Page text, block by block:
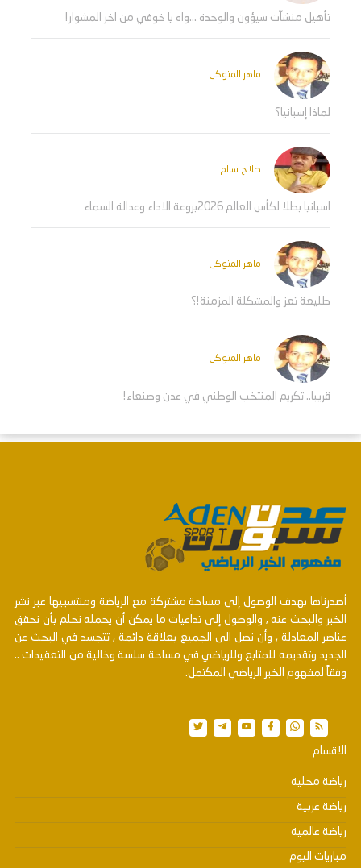
تأهيل منشآت سيؤون والوحدة ...واه يا خوفي من اخر المشوار!
ماهر المتوكل
لماذا إسبانيا؟
صلاح سالم
اسبانيا بطلا لكأس العالم 2026بروعة الاداء وعدالة السماء
ماهر المتوكل
طليعة تعز والمشكلة المزمنة!؟
ماهر المتوكل
قريبا.. تكريم المنتخب الوطني في عدن وصنعاء!
أصدرناها بهدف الوصول إلى مساحة مشتركة مع الرياضة ومنتسبيها عبر نشر
الخبر والبحث عنه , والوصول إلى تداعيات ما يمكن أن يحمله نحلم بأن نحقق
عناصر المعادلة , وأن نصل الى الجميع بعلاقة دائمة , تتجسد في البحث عن
الجديد وتقديمه للمتابع وللرياضي في مساحة سلسة وخالية من التعقيدات ..
وفقاً لمفهوم الخبر الرياضي المكتمل.
الاقسام
رياضة محلية
رياضة عربية
رياضة عالمية
مباريات اليوم